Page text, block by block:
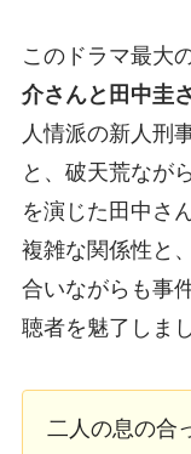
このドラマ最大
介さんと田中圭
人情派の新人刑
と、破天荒なが
を演じた田中さ
複雑な関係性と
合いながらも事
聴者を魅了しまし
二人の息の合